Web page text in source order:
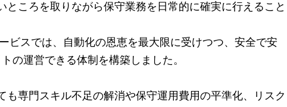
ところを取りながら保守業務を日常的に確実に行えること
ビスでは、自動化の恩恵を最大限に受けつつ、安全で安
の運営できる体制を構築しました。
も専門スキル不足の解消や保守運用費用の平準化、リスク